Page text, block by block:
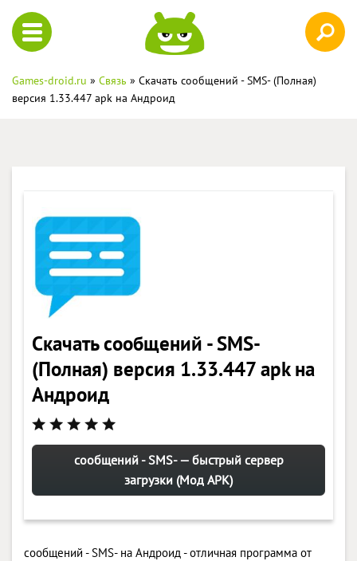
Games-droid.ru » Связь » Скачать сообщений - SMS- (Полная)
версия 1.33.447 apk на Андроид
Скачать сообщений - SMS-
(Полная) версия 1.33.447 apk на
Андроид
сообщений - SMS- — быстрый сервер
загрузки (Мод APK)
сообщений - SMS- на Андроид - отличная программа от